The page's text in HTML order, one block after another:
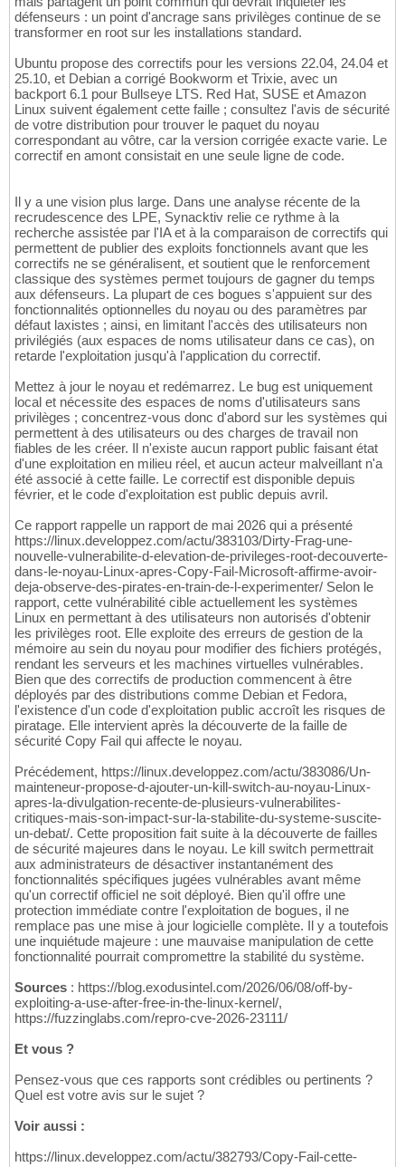
défenseurs : un point d'ancrage sans privilèges continue de se
transformer en root sur les installations standard.
Ubuntu propose des correctifs pour les versions 22.04, 24.04 et
25.10, et Debian a corrigé Bookworm et Trixie, avec un
backport 6.1 pour Bullseye LTS. Red Hat, SUSE et Amazon
Linux suivent également cette faille ; consultez l'avis de sécurité
de votre distribution pour trouver le paquet du noyau
correspondant au vôtre, car la version corrigée exacte varie. Le
correctif en amont consistait en une seule ligne de code.
Il y a une vision plus large. Dans une analyse récente de la
recrudescence des LPE, Synacktiv relie ce rythme à la
recherche assistée par l'IA et à la comparaison de correctifs qui
permettent de publier des exploits fonctionnels avant que les
correctifs ne se généralisent, et soutient que le renforcement
classique des systèmes permet toujours de gagner du temps
aux défenseurs. La plupart de ces bogues s'appuient sur des
fonctionnalités optionnelles du noyau ou des paramètres par
défaut laxistes ; ainsi, en limitant l'accès des utilisateurs non
privilégiés (aux espaces de noms utilisateur dans ce cas), on
retarde l'exploitation jusqu'à l'application du correctif.
Mettez à jour le noyau et redémarrez. Le bug est uniquement
local et nécessite des espaces de noms d'utilisateurs sans
privilèges ; concentrez-vous donc d'abord sur les systèmes qui
permettent à des utilisateurs ou des charges de travail non
fiables de les créer. Il n'existe aucun rapport public faisant état
d'une exploitation en milieu réel, et aucun acteur malveillant n'a
été associé à cette faille. Le correctif est disponible depuis
février, et le code d'exploitation est public depuis avril.
Ce rapport rappelle un rapport de mai 2026 qui a présenté
https://linux.developpez.com/actu/383103/Dirty-Frag-une-
nouvelle-vulnerabilite-d-elevation-de-privileges-root-decouverte-
dans-le-noyau-Linux-apres-Copy-Fail-Microsoft-affirme-avoir-
deja-observe-des-pirates-en-train-de-l-experimenter/ Selon le
rapport, cette vulnérabilité cible actuellement les systèmes
Linux en permettant à des utilisateurs non autorisés d'obtenir
les privilèges root. Elle exploite des erreurs de gestion de la
mémoire au sein du noyau pour modifier des fichiers protégés,
rendant les serveurs et les machines virtuelles vulnérables.
Bien que des correctifs de production commencent à être
déployés par des distributions comme Debian et Fedora,
l'existence d'un code d'exploitation public accroît les risques de
piratage. Elle intervient après la découverte de la faille de
sécurité Copy Fail qui affecte le noyau.
Précédement, https://linux.developpez.com/actu/383086/Un-
mainteneur-propose-d-ajouter-un-kill-switch-au-noyau-Linux-
apres-la-divulgation-recente-de-plusieurs-vulnerabilites-
critiques-mais-son-impact-sur-la-stabilite-du-systeme-suscite-
un-debat/. Cette proposition fait suite à la découverte de failles
de sécurité majeures dans le noyau. Le kill switch permettrait
aux administrateurs de désactiver instantanément des
fonctionnalités spécifiques jugées vulnérables avant même
qu'un correctif officiel ne soit déployé. Bien qu'il offre une
protection immédiate contre l'exploitation de bogues, il ne
remplace pas une mise à jour logicielle complète. Il y a toutefois
une inquiétude majeure : une mauvaise manipulation de cette
fonctionnalité pourrait compromettre la stabilité du système.
Sources : https://blog.exodusintel.com/2026/06/08/off-by-
exploiting-a-use-after-free-in-the-linux-kernel/,
https://fuzzinglabs.com/repro-cve-2026-23111/
Et vous ?
Pensez-vous que ces rapports sont crédibles ou pertinents ?
Quel est votre avis sur le sujet ?
Voir aussi :
https://linux.developpez.com/actu/382793/Copy-Fail-cette-